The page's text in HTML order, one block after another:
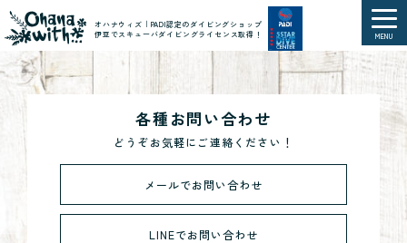
オハナウィズ｜PADI認定のダイビングショップ
伊豆でスキューバダイビングライセンス取得！
MENU
各種お問い合わせ
どうぞお気軽にご連絡ください！
メールでお問い合わせ
LINEでお問い合わせ